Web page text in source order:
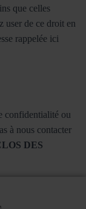
que celles
user de ce droit en
rappelée ici
confidentialité ou
à nous contacter
DES